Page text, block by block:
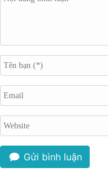
Gửi bình luận